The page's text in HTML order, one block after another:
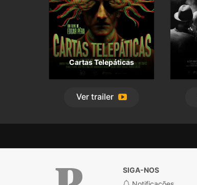
Cartas Telepáticas
Ver trailer
SIGA-NOS